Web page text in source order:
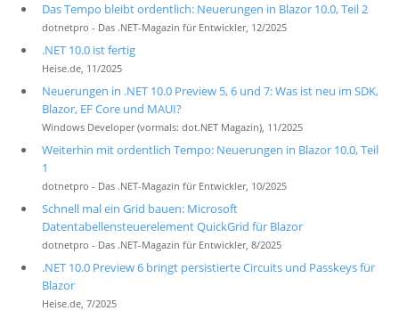
Das Tempo bleibt ordentlich: Neuerungen in Blazor 10.0, Teil 2
dotnetpro - Das .NET-Magazin für Entwickler, 12/2025
.NET 10.0 ist fertig
Heise.de, 11/2025
Neuerungen in .NET 10.0 Preview 5, 6 und 7: Was ist neu im SDK,
Blazor, EF Core und MAUI?
Windows Developer (vormals: dot.NET Magazin), 11/2025
Weiterhin mit ordentlich Tempo: Neuerungen in Blazor 10.0, Teil
1
dotnetpro - Das .NET-Magazin für Entwickler, 10/2025
Schnell mal ein Grid bauen: Microsoft
Datentabellensteuerelement QuickGrid für Blazor
dotnetpro - Das .NET-Magazin für Entwickler, 8/2025
.NET 10.0 Preview 6 bringt persistierte Circuits und Passkeys für
Blazor
Heise.de, 7/2025